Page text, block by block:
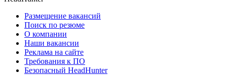
Размещение вакансий
Поиск по резюме
О компании
Наши вакансии
Реклама на сайте
Требования к ПО
Безопасный HeadHunter